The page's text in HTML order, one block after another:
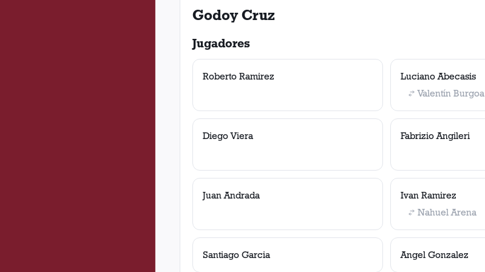
Godoy Cruz
Jugadores
Roberto Ramirez
Luciano Abecasis
Valentín Burgoa
Diego Viera Fabrizio Angileri
Juan Andrada
Ivan Ramirez
Nahuel Arena
Santiago Garcia Angel Gonzalez